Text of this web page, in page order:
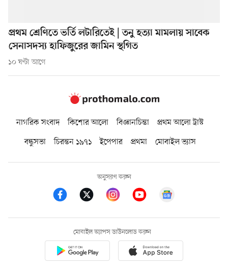
প্রথম শ্রেণিতে ভর্তি লটারিতেই | তনু হত্যা মামলায় সাবেক
সেনাসদস্য হাফিজুরের জামিন স্থগিত
১০ ঘণ্টা আগে
নাগরিক সংবাদ কিশোর আলো বিজ্ঞানচিন্তা
প্রথম আলো ট্রাস্ট
বন্ধুসভা
চিরন্তন ১৯৭১ ইপেপার প্রথমা মোবাইল ভ্যাস
অনুসরণ করুন
মোবাইল অ্যাপস ডাউনলোড করুন